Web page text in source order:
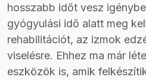
hosszabb időt vesz
gyógyulási idő alatt meg
rehabilitációt, az izmok
viselésre. Ehhez ma már
eszközök is, amik